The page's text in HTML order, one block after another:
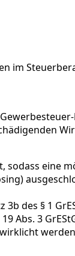
im
eine
des § 1
Abs. 3